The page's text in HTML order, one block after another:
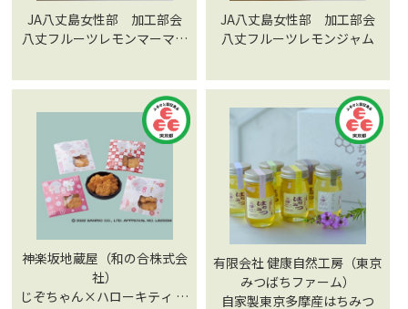
JA八丈島女性部 加工部会
八丈フルーツレモンマーマレ
JA八丈島女性部 加工部会
八丈フルーツレモンジャム
神楽坂地蔵屋（和の合株式会
社）
じぞちゃん×ハローキティ 煎
有限会社 健康自然工房（東京
みつばちファーム）
自家製東京多摩産はちみつ